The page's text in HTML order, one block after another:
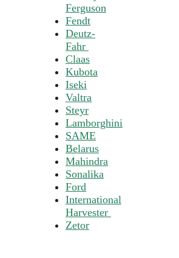
Ferguson
Fendt
Deutz-
Fahr
Claas
Kubota
Iseki
Valtra
Steyr
Lamborghini
SAME
Belarus
Mahindra
Sonalika
Ford
International
Harvester
Zetor